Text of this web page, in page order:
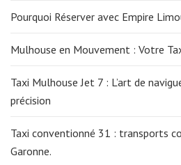
Pourquoi Réserver avec Empire
Mulhouse en Mouvement : Votre
Taxi Mulhouse Jet 7 : L’art de
précision
Taxi conventionné 31 : transports
Garonne.